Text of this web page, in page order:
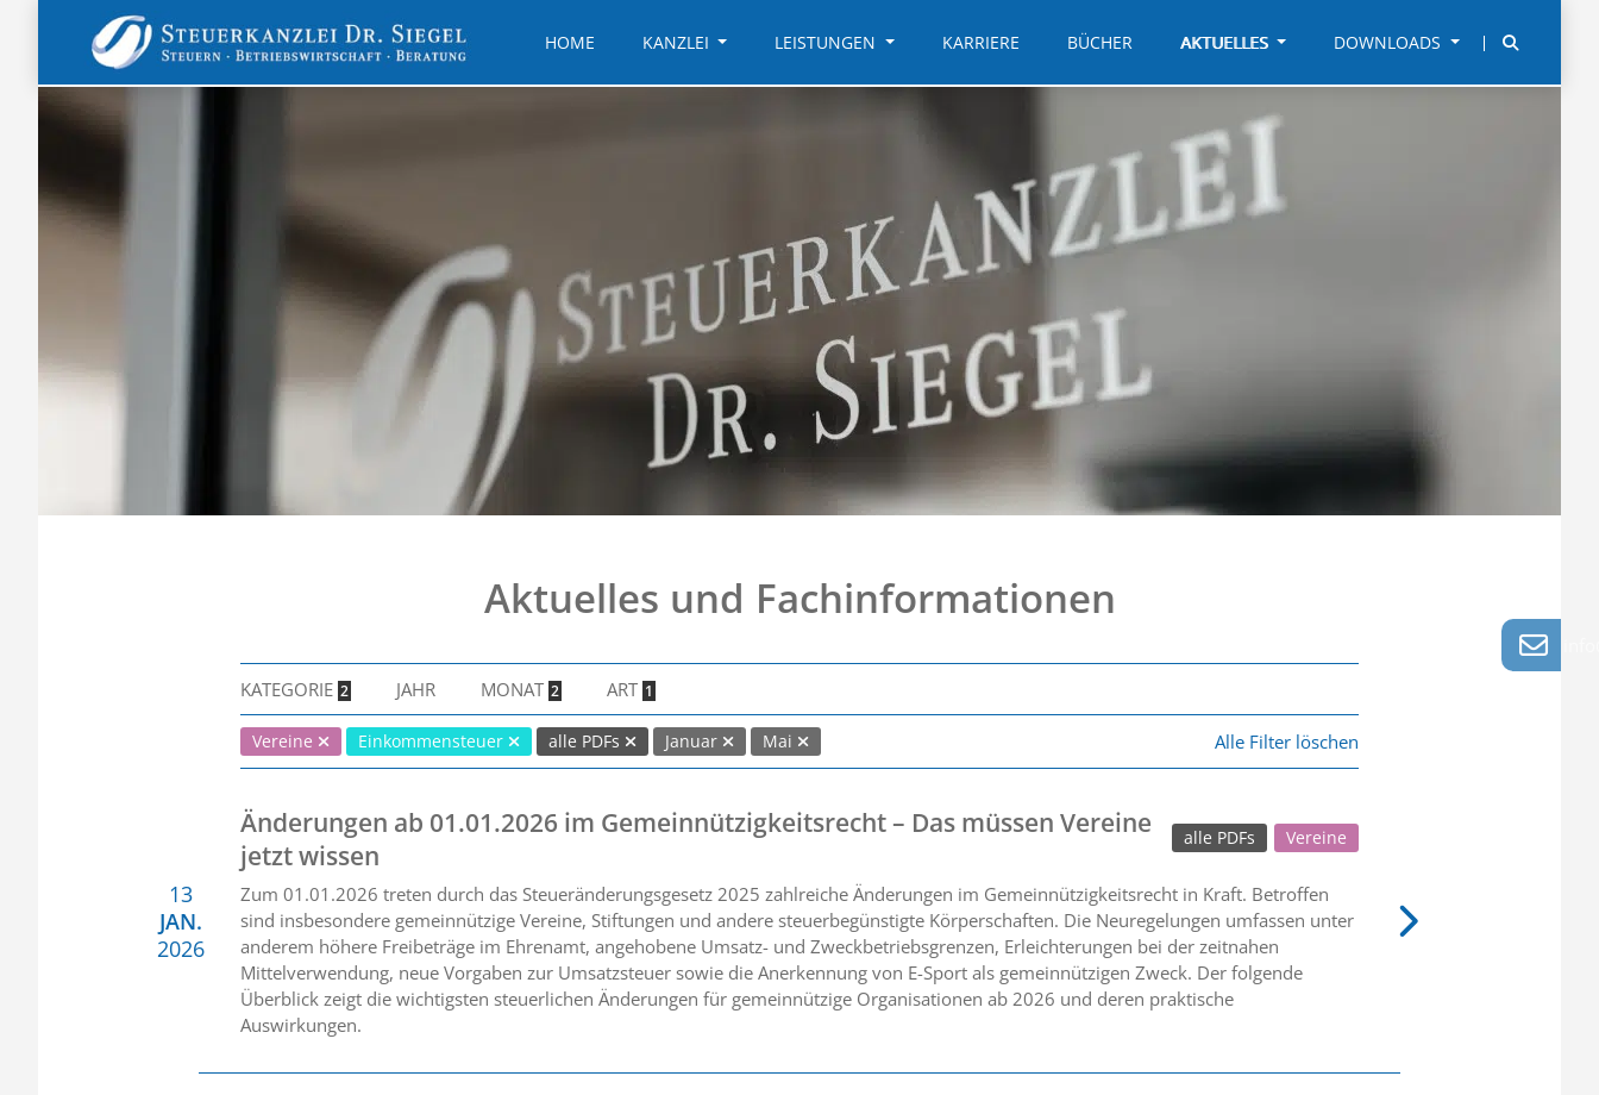
HOME KANZLEI LEISTUNGEN KARRIERE BÜCHER AKTUELLES DOWNLOADS
Aktuelles und Fachinformationen
KATEGORIE 2 JAHR MONAT 2 ART 1
Vereine Einkommensteuer alle PDFs Januar Mai Alle Filter löschen
13
JAN.
2026
Änderungen ab 01.01.2026 im Gemeinnützigkeitsrecht – Das müssen Vereine
jetzt wissen
Vereine
alle PDFs
Zum 01.01.2026 treten durch das Steueränderungsgesetz 2025 zahlreiche Änderungen im Gemeinnützigkeitsrecht in Kraft. Betroffen
sind insbesondere gemeinnützige Vereine, Stiftungen und andere steuerbegünstigte Körperschaften. Die Neuregelungen umfassen unter
anderem höhere Freibeträge im Ehrenamt, angehobene Umsatz- und Zweckbetriebsgrenzen, Erleichterungen bei der zeitnahen
Mittelverwendung, neue Vorgaben zur Umsatzsteuer sowie die Anerkennung von E-Sport als gemeinnützigen Zweck. Der folgende
Überblick zeigt die wichtigsten steuerlichen Änderungen für gemeinnützige Organisationen ab 2026 und deren praktische
Auswirkungen.